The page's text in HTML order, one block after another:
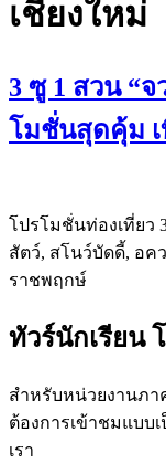
เชียงใหม่
3 ซู 1 สวน “จ
โมชั่นสุดคุ้ม
โปรโมชั่นท่องเที่ยว
สัตว์, สโนว์บัดดี้, อค
ราชพฤกษ์
ทัวร์นักเรียน
สำหรับหน่วยงานภา
ต้องการเข้าชมแบบ
เรา